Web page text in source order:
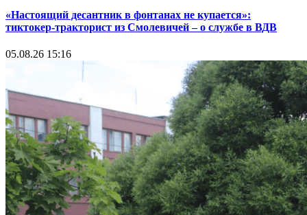
«Настоящий десантник в фонтанах не купается»:
тиктокер-тракторист из Смолевичей – о службе в ВДВ
05.08.26 15:16